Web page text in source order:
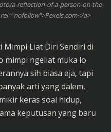
a-reflection-of-a-person-on-the-
a>
Mimpi Liat Diri Sendiri di
mimpi ngeliat muka lo
sih biasa aja, tapi
arti yang dalem,
keras soal hidup,
keputusan yang baru